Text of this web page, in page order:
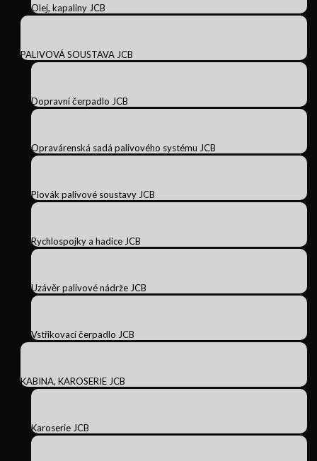
Olej, kapaliny JCB
PALIVOVÁ SOUSTAVA JCB
Dopravní čerpadlo JCB
Opravárenská sadá palivového systému JCB
Plovák palivové soustavy JCB
Rychlospojky a hadice JCB
Uzávěr palivové nádrže JCB
Vstřikovací čerpadlo JCB
KABINA, KAROSERIE JCB
Karoserie JCB